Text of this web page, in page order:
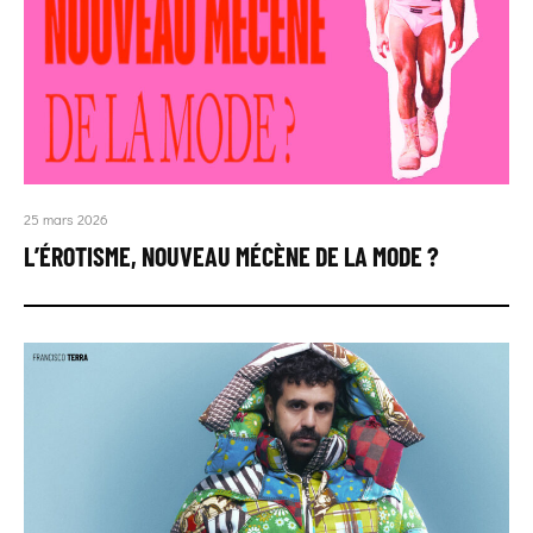
25 mars 2026
L’ÉROTISME, NOUVEAU MÉCÈNE DE LA MODE ?